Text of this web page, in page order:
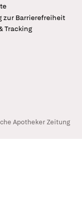
zur Barrierefreiheit
Tracking
Apotheker Zeitung